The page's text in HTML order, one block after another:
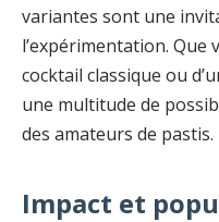
variantes sont une
l’expérimentation. Que
cocktail classique ou
une multitude de
des amateurs de pastis.
Impact et